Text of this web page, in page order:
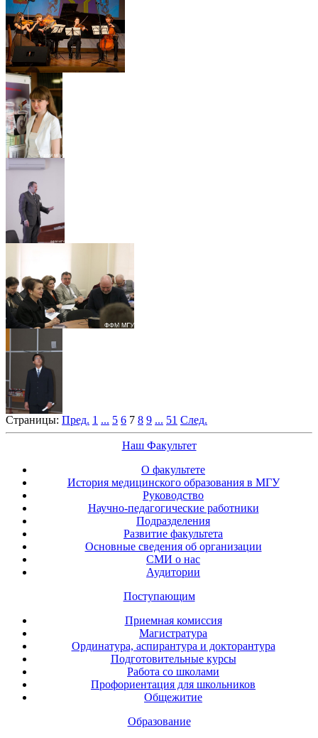
Страницы: Пред. 1 ... 5 6 7 8 9 ... 51 След.
Наш Факультет
О факультете
История медицинского образования в МГУ
Руководство
Научно-педагогические работники
Подразделения
Развитие факультета
Основные сведения об организации
СМИ о нас
Аудитории
Поступающим
Приемная комиссия
Магистратура
Ординатура, аспирантура и докторантура
Подготовительные курсы
Работа со школами
Профориентация для школьников
Общежитие
Образование